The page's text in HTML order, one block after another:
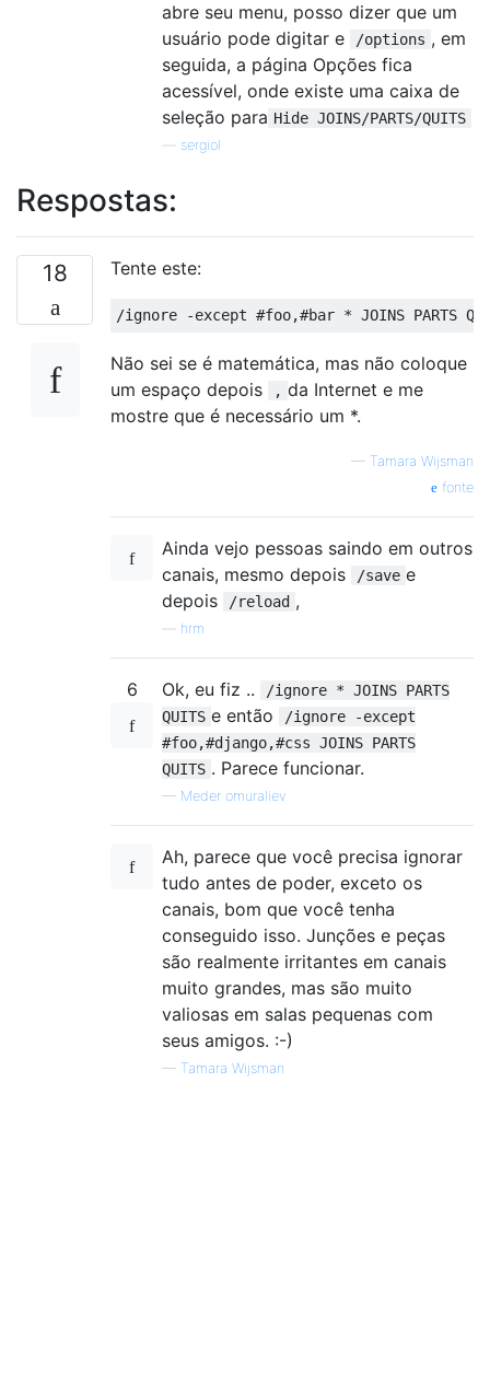
abre seu menu, posso dizer que um
usuário pode digitar e
/options , em
seguida, a página Opções fica
acessível, onde existe uma caixa de
seleção para Hide JOINS/PARTS/QUITS
sergiol
Respostas:
18 Tente este:
Não sei se é matemática, mas não coloque
um espaço depois
, da Internet e me
mostre que é necessário um *.
— Tamara Wijsman
fonte
Ainda vejo pessoas saindo em outros
canais, mesmo depois
/save e
depois
/reload ,
hrm
6 Ok, eu fiz ..
/ignore * JOINS PARTS
QUITS e então
/ignore -except
#foo,#django,#css JOINS PARTS
QUITS . Parece funcionar.
— Meder omuraliev
Ah, parece que você precisa ignorar
tudo antes de poder, exceto os
canais, bom que você tenha
conseguido isso. Junções e peças
são realmente irritantes em canais
muito grandes, mas são muito
valiosas em salas pequenas com
seus amigos. :-)
— Tamara Wijsman